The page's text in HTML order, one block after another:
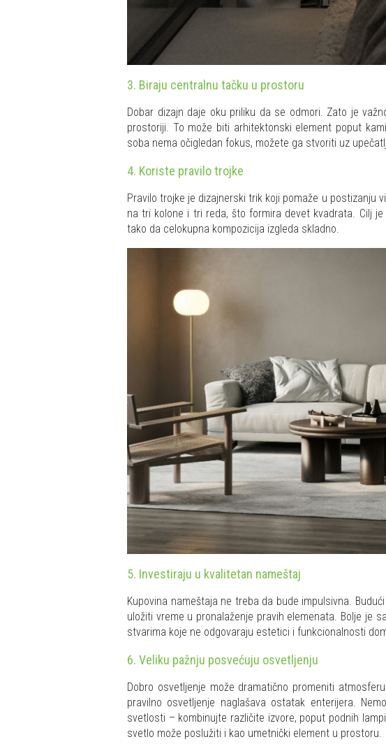
3. Biraju centralnu tačku u prostoru
Dobar dizajn daje oku priliku da se odmori. Zato je
prostoriji. To može biti arhitektonski element poput
soba nema očigledan fokus, možete ga stvoriti uz
4. Koriste pravilo trojke
Pravilo trojke je dizajnerski trik koji pomaže u postizanju
na tri kolone i tri reda, što formira devet kvadrata. Cilj
tako da celokupna kompozicija izgleda skladno.
5. Investiraju u kvalitetan nameštaj
Kupovina nameštaja ne treba da bude impulsivna.
uložiti vreme u pronalaženje pravih elemenata. Bolje je
stvarima koje ne odgovaraju estetici i funkcionalnosti
6. Veliku pažnju posvećuju osvetljenju
Dobro osvetljenje može dramatično promeniti
pravilno osvetljenje naglašava ostatak enterijera.
svetlosti – kombinujte različite izvore, poput podnih
svetlo može poslužiti i kao umetnički element u prostoru.